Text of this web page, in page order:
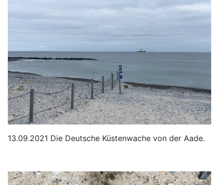
13.09.2021 Die Deutsche Küstenwache von der Aade.